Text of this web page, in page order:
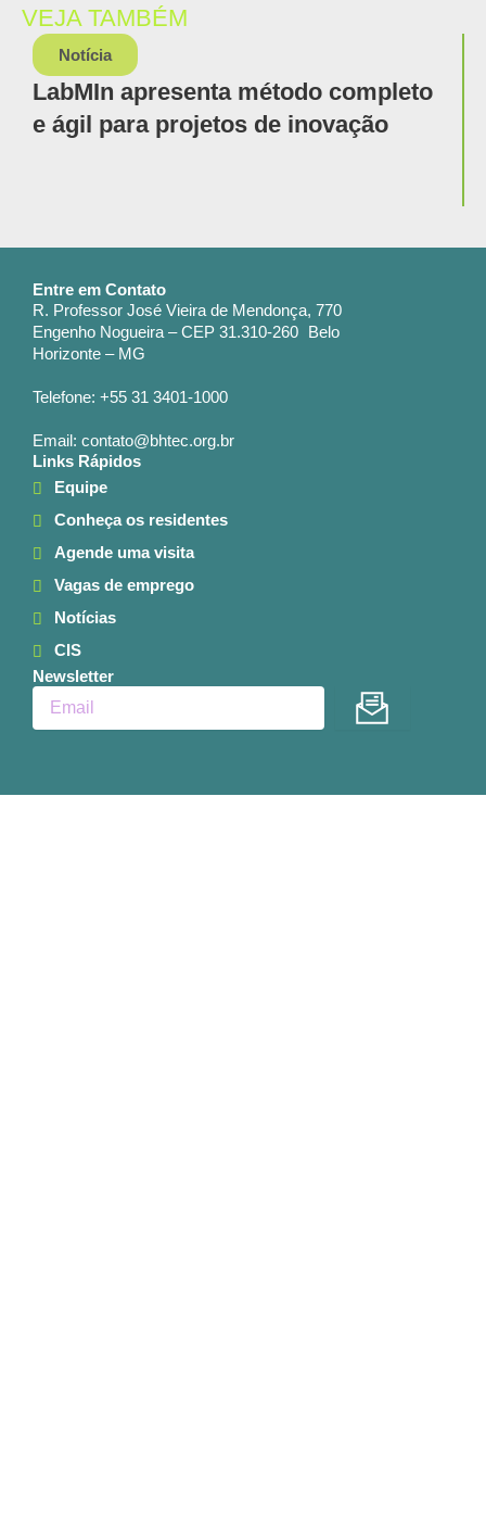
VEJA TAMBÉM
Notícia
LabMIn apresenta método completo
e ágil para projetos de inovação
Entre em Contato
R. Professor José Vieira de Mendonça, 770
Engenho Nogueira – CEP 31.310-260 Belo
Horizonte – MG
Telefone: +55 31 3401-1000
Email: contato@bhtec.org.br
Links Rápidos
Equipe
Conheça os residentes
Agende uma visita
Vagas de emprego
Notícias
CIS
Newsletter
Enviar